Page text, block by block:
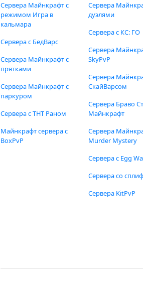
Сервера Майнкрафт с
режимом Игра в
кальмара
Сервера с БедВарс
Сервера Майнкрафт с
прятками
Сервера Майнкрафт с
паркуром
Сервера с ТНТ Раном
Майнкрафт сервера с
BoxPvP
Сервера
дуэлями
Сервера с КС: ГО
Сервера
SkyPvP
Сервера
СкайВарсом
Сервера Браво
Майнкрафт
Сервера
Murder Mystery
Сервера с Egg
Сервера со
Сервера KitPvP